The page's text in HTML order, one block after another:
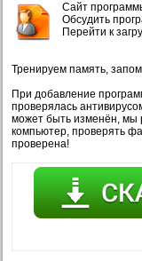
Cайт
Обсудить
Перейти к
Тренируем память,
При добавление
проверялась
может быть изменён, мы
компьютер, проверять
проверена!